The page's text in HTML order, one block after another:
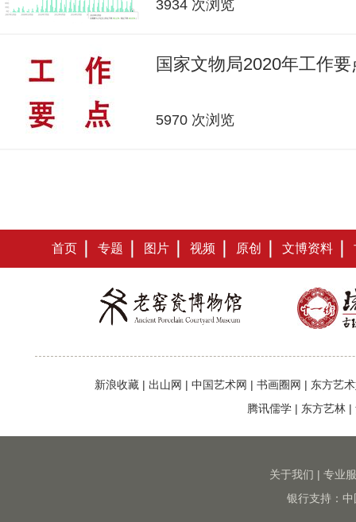
3934 次浏览
国家文物局2020年工作要
5970 次浏览
首页 专题 图片 视频 原创 文博资料
新浪收藏 | 出山网 | 中国艺术网 | 书画圈网 | 东方艺
腾讯儒学 | 东方艺林 |
关于我们 | 专业
银行支持：